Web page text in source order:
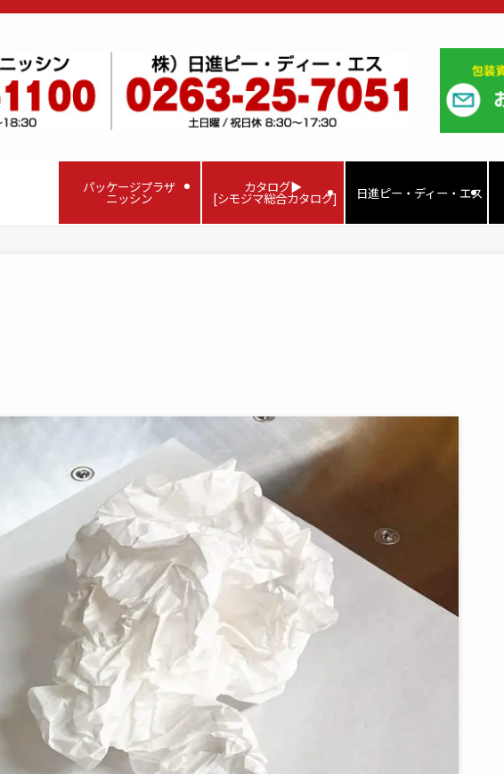
パッケージプラザ
ニッシン
カタログ▶
[シモジマ総合カタログ] 日進ピー・ディー・エス